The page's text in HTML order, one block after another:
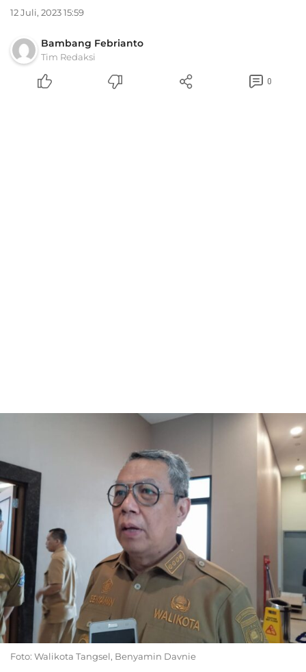
12 Juli, 2023 15:59
Bambang Febrianto
Tim Redaksi
0
Foto: Walikota Tangsel, Benyamin Davnie